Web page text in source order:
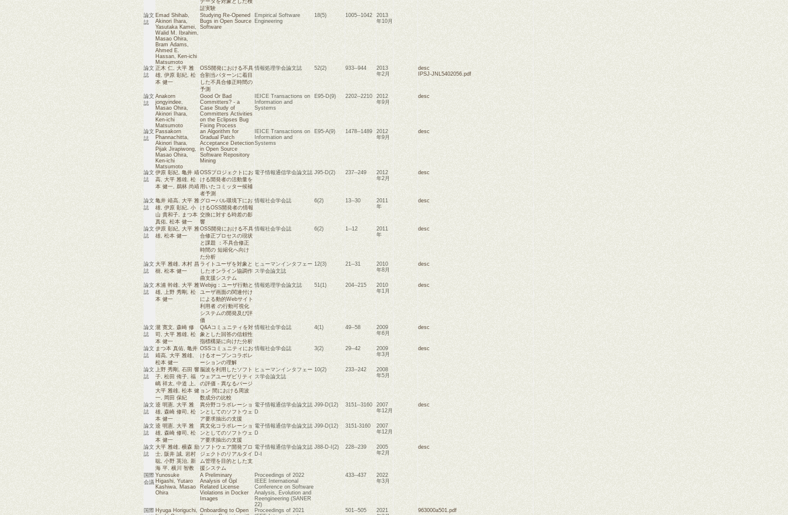
証実験
論文
誌
Emad Shihab,
Akinori Ihara,
Yasutaka Kamei,
Walid M. Ibrahim
Masao Ohira,
Bram Adams,
Ahmed E.
Hassan,
Ken-ichi
Matsumoto
Studying Re-Opened
Bugs in Open Source
Software
Empirical Software
Engineering
18(5) 1005--1042
2013
年10月
論文
誌
正木 仁
大平 雅
雄, 伊原 彰紀
松
本 健一
OSS開発における不具
合割当パターンに着目
した不具合修正時間の
予測
情報処理学会論文誌 52(2) 933--944
2013
年2月
desc
IPSJ-JNL5402056.pdf
論文
誌
Anakorn
jongyindee,
Masao Ohira,
Akinori Ihara,
Ken-ichi
Matsumoto
Good Or Bad
Committers? - a
Case Study of
Committers Activities
on the Eclipses Bug
Fixing Process
IEICE Transactions on
Information and
Systems
E95-D(9) 2202--2210
2012
年9月
desc
論文
誌
Passakorn
Phannachitta,
Akinori Ihara,
Pijak Jirapiwong,
Masao Ohira,
Ken-ichi
Matsumoto
an Algorithm for
Gradual Patch
Acceptance Detection
in Open Source
Software Repository
Mining
IEICE Transactions on
Information and
Systems
E95-A(9) 1478--1489
2012
年9月
desc
論文
誌
伊原 彰紀
亀井 靖
高, 大平 雅雄, 松
本 健一, 鵜林 尚靖
OSSプロジェクトにお
ける開発者の活動量を
用いたコミッター候補
者予測
電子情報通信学会論文誌 J95-D(2) 237--249
2012
年2月
desc
論文
誌
亀井 靖高, 大平 雅
雄, 伊原 彰紀
小
山 貴和子,
まつ本
真佑, 松本 健一
グローバル環境下にお
けるOSS開発者の情報
交換に対する時差の影
響
情報社会学会誌 6(2) 13--30
2011
年
desc
論文
誌
伊原 彰紀
大平 雅
雄, 松本 健一
OSS開発における不具
合修正プロセスの現状
と課題 ：不具合修正
時間の 短縮化へ向け
た分析
情報社会学会誌 6(2) 1--12
2011
年
desc
論文
誌
大平 雅雄, 木村 昌
樹, 松本 健一
ライトユーザを対象と
したオンライン協調作
曲支援システム
ヒューマンインタフェー
ス学会論文誌
12(3) 21--31
2010
年8月
desc
論文
誌
木浦 幹雄, 大平 雅
雄, 上野 秀剛
松
本 健一
Webjig：ユーザ行動と
ユーザ画面の関連付け
による動的Webサイト
利用者 の行動可視化
システムの開発及び評
価
情報処理学会論文誌 51(1) 204--215
2010
年1月
desc
論文
誌
瀧 寛文, 森崎 修
司
大平 雅雄, 松
本 健一
Q&Aコミュニティを対
象とした回答の信頼性
指標構築に向けた分析
情報社会学会誌 4(1) 49--58
2009
年6月
desc
論文
誌
まつ本 真佑, 亀井
靖高, 大平 雅雄,
松本 健一
OSSコミュニティにお
けるオープンコラボレ
ーションの理解
情報社会学会誌 3(2) 29--42
2009
年3月
desc
論文
誌
上野 秀剛
石田 響
子, 松田 侑子, 福
嶋 祥太, 中道 上
大平 雅雄, 松本 健
一, 岡田 保紀
脳波を利用したソフト
ウェアユーザビリティ
の評価 - 異なるバージ
ョン 間における周波
数成分の比較
ヒューマンインタフェー
ス学会論文誌
10(2) 233--242
2008
年5月
論文
誌
逵 明憲, 大平 雅
雄, 森崎 修司
松
本 健一
異分野コラボレーショ
ンとしてのソフトウェ
ア要求抽出の支援
電子情報通信学会論文誌
D
J99-D(12) 3151--3160
2007
年12月
desc
論文
誌
逵 明憲, 大平 雅
雄, 森崎 修司
松
本 健一
異文化コラボレーショ
ンとしてのソフトウェ
ア要求抽出の支援
電子情報通信学会論文誌
D
J99-D(12) 3151-3160
2007
年12月
論文
誌
大平 雅雄, 横森 励
士, 阪井 誠, 岩村
聡, 小野 英治, 新
海 平, 横川 智教
ソフトウェア開発プロ
ジェクトのリアルタイ
ム管理を目的とした支
援システム
電子情報通信学会論文誌
D-I
J88-D-I(2) 228--239
2005
年2月
desc
国際
会議
Yunosuke
Higashi, Yutaro
Kashiwa,
Masao
Ohira
A Preliminary
Analysis of Gpl
Related License
Violations in Docker
Images
Proceedings of 2022
IEEE International
Conference on Software
Analysis, Evolution and
Reengineering (SANER
22)
433--437
2022
年3月
国際 Hyuga Horiguchi,
Onboarding to Open
Proceedings of 2021
501--505
2021
963000a501.pdf